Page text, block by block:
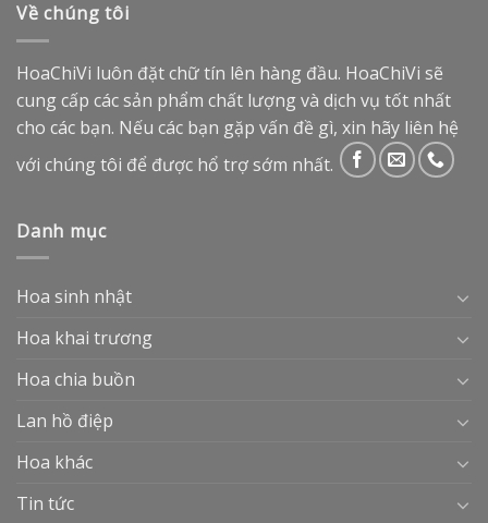
Về chúng tôi
HoaChiVi luôn đặt chữ tín lên hàng đầu. HoaChiVi sẽ
cung cấp các sản phẩm chất lượng và dịch vụ tốt nhất
cho các bạn. Nếu các bạn gặp vấn đề gì, xin hãy liên hệ
với chúng tôi để được hổ trợ sớm nhất.
Danh mục
Hoa sinh nhật
Hoa khai trương
Hoa chia buồn
Lan hồ điệp
Hoa khác
Tin tức